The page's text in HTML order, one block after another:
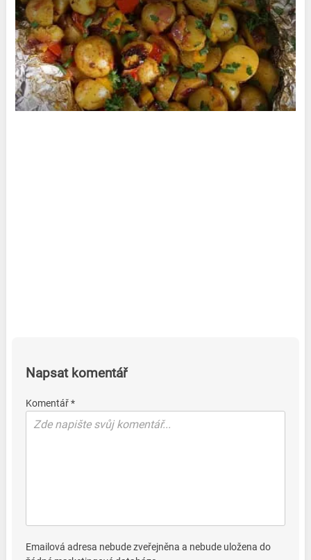
Napsat komentář
Komentář *
Emailová adresa nebude zveřejněna a nebude uložena do